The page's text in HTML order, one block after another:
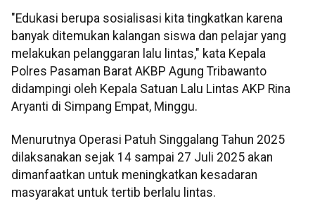
"Edukasi berupa sosialisasi kita tingkatkan karena
banyak ditemukan kalangan siswa dan pelajar yang
melakukan pelanggaran lalu lintas," kata Kepala
Polres Pasaman Barat AKBP Agung Tribawanto
didampingi oleh Kepala Satuan Lalu Lintas AKP Rina
Aryanti di Simpang Empat, Minggu.
Menurutnya Operasi Patuh Singgalang Tahun 2025
dilaksanakan sejak 14 sampai 27 Juli 2025 akan
dimanfaatkan untuk meningkatkan kesadaran
masyarakat untuk tertib berlalu lintas.